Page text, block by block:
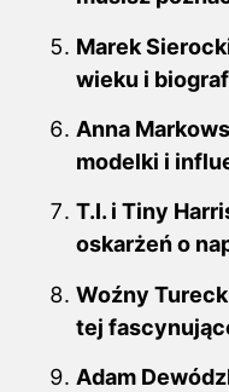
Marek
wieku i
Anna
modelki i
T.I. i Tiny
oskarżeń o
Woźny
tej
Adam